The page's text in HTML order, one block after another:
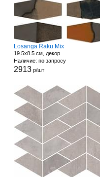
Losanga Raku Mix
19.5x8.5 см, декор
Наличие: по запросу
2913 р/шт